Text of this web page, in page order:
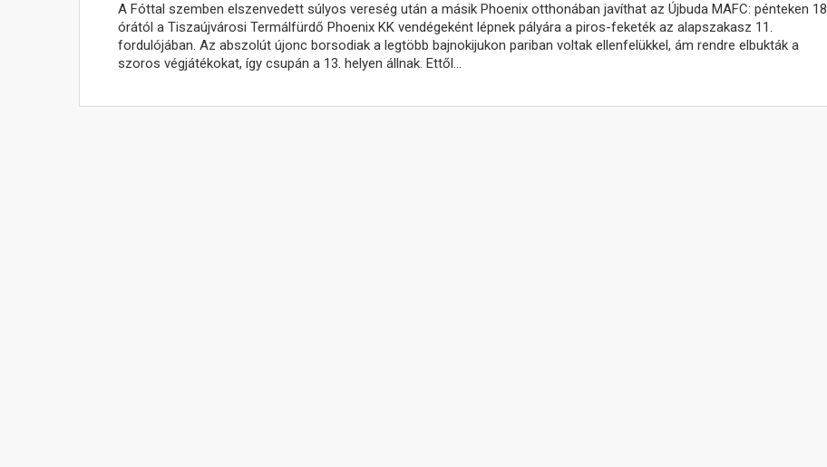
A Fóttal szemben elszenvedett súlyos vereség után a másik Phoenix otthonában javíthat az Újbuda MAFC: pénteken 18
órától a Tiszaújvárosi Termálfürdő Phoenix KK vendégeként lépnek pályára a piros-feketék az alapszakasz 11.
fordulójában. Az abszolút újonc borsodiak a legtöbb bajnokijukon pariban voltak ellenfelükkel, ám rendre elbukták a
szoros végjátékokat, így csupán a 13. helyen állnak. Ettől…